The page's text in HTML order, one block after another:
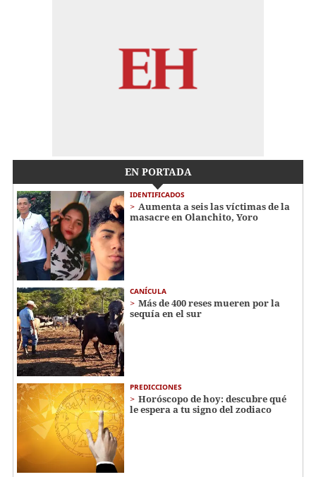
EN PORTADA
IDENTIFICADOS
Aumenta a seis las víctimas de la
masacre en Olanchito, Yoro
CANÍCULA
Más de 400 reses mueren por la
sequía en el sur
PREDICCIONES
Horóscopo de hoy: descubre qué
le espera a tu signo del zodiaco